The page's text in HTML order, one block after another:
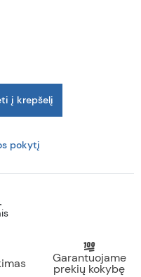
į krepšelį
pokytį
Garantuojame
prekių kokybę